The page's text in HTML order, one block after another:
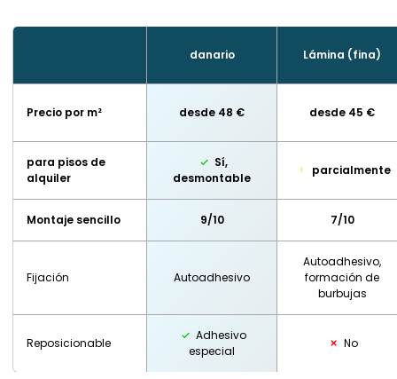
danario Lámina (fina)
Precio por m² desde 48 € desde 45 €
para pisos de
alquiler
Sí,
desmontable
parcialmente
Montaje sencillo 9/10 7/10
Fijación Autoadhesivo
Autoadhesivo,
formación de
burbujas
Reposicionable
Adhesivo
especial
No